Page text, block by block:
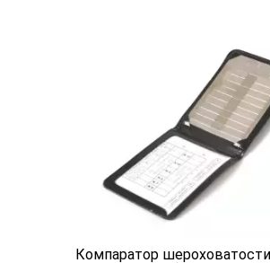
Эквивалентные 0.8, 1.6, 3.2, 6.3, 12.5 и
*Технические характеристики и
оборудования могут быть изменены
Компаратор